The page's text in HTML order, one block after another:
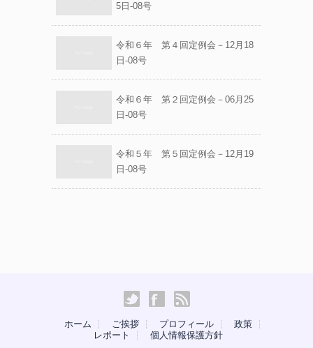
5日-08号
令和６年 第４回定例会－12月18
日-08号
令和６年 第２回定例会－06月25
日-08号
令和５年 第５回定例会－12月19
日-08号
ホーム ご挨拶 プロフィール
政策
レポート
個人情報保護方針